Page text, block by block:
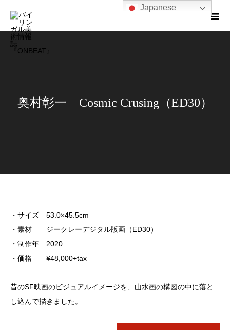
奥村彰一 Cosmic Crusing（ED30）
・サイズ 53.0×45.5cm
・素材 ジークレーデジタル版画（ED30）
・制作年 2020
・価格 ¥48,000+tax
昔のSF映画のビジュアルイメージを、山水画の構図の中に落と
し込んで描きました。
Japanese